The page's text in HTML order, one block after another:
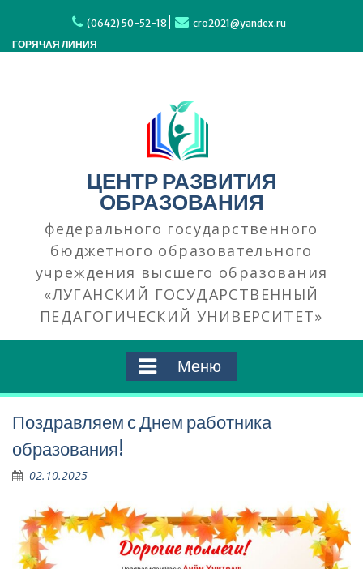
содержимому
(0642) 50-52-18
cro2021@yandex.ru
ГОРЯЧАЯ ЛИНИЯ
ЦЕНТР РАЗВИТИЯ
ОБРАЗОВАНИЯ
федерального государственного
бюджетного образовательного
учреждения высшего образования
«ЛУГАНСКИЙ ГОСУДАРСТВЕННЫЙ
ПЕДАГОГИЧЕСКИЙ УНИВЕРСИТЕТ»
Меню
Поздравляем с Днем работника
образования!
02.10.2025